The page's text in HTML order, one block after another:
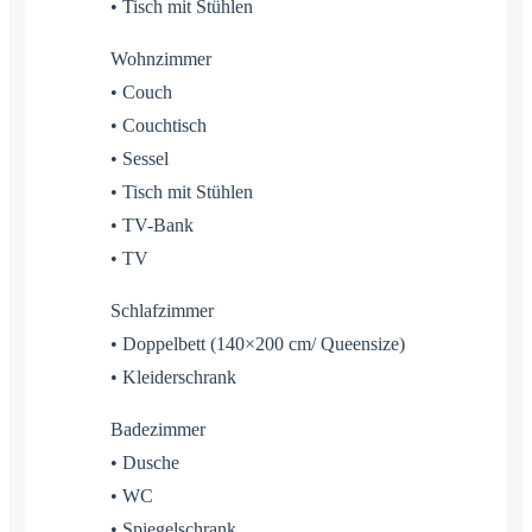
• Tisch mit Stühlen
Wohnzimmer
• Couch
• Couchtisch
• Sessel
• Tisch mit Stühlen
• TV-Bank
• TV
Schlafzimmer
• Doppelbett (140×200 cm/ Queensize)
• Kleiderschrank
Badezimmer
• Dusche
• WC